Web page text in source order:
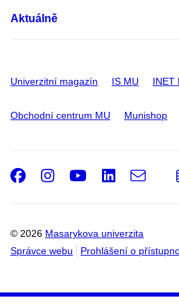
Aktuálně
Univerzitní magazín IS MU INET
Obchodní centrum MU Munishop
© 2026 Masarykova univerzita
Správce webu
Prohlášení o
Facebook
Instagram
Youtube
e-